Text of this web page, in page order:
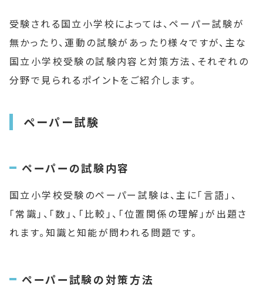
受験される国立小学校によっては、ペーパー試験が
無かったり、運動の試験があったり様々ですが、主な
国立小学校受験の試験内容と対策方法、それぞれの
分野で見られるポイントをご紹介します。
ペーパー試験
ペーパーの試験内容
国立小学校受験のペーパー試験は、主に「言語」、
「常識」、「数」、「比較」、「位置関係の理解」が出題さ
れます。知識と知能が問われる問題です。
ペーパー試験の対策方法